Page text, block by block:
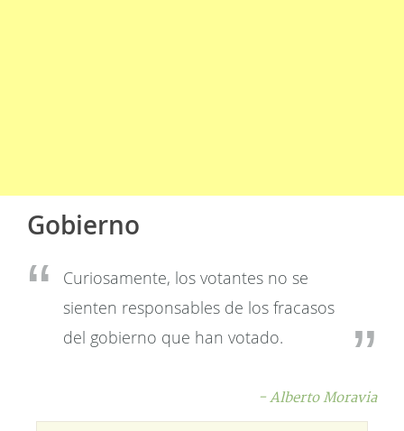
Gobierno
Curiosamente, los votantes no se
sienten responsables de los fracasos
del gobierno que han votado.
- Alberto Moravia